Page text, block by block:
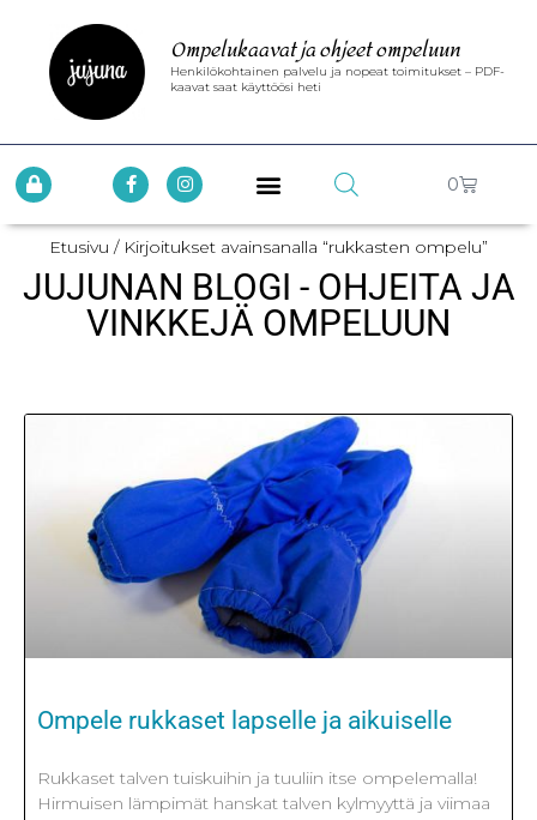
Ompelukaavat ja ohjeet ompeluun
Henkilökohtainen palvelu ja nopeat toimitukset – PDF-
kaavat saat käyttöösi heti
0
Etusivu / Kirjoitukset avainsanalla “rukkasten ompelu”
JUJUNAN BLOGI - OHJEITA JA
VINKKEJÄ OMPELUUN
Ompele rukkaset lapselle ja aikuiselle
Rukkaset talven tuiskuihin ja tuuliin itse ompelemalla!
Hirmuisen lämpimät hanskat talven kylmyyttä ja viimaa